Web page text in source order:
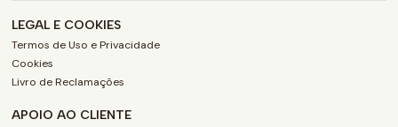
LEGAL E COOKIES
Termos de Uso e Privacidade
Cookies
Livro de Reclamações
APOIO AO CLIENTE